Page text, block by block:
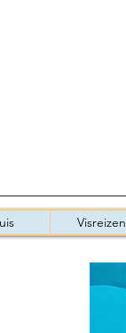
Visreizen